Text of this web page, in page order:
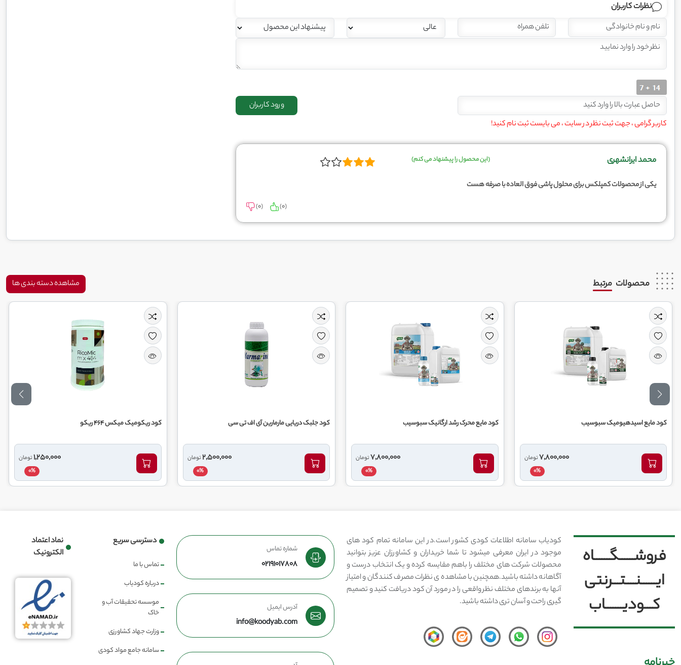
نظرات کاربران
کاربر گرامی ، جهت ثبت نظر در سایت ، می بایست ثبت نام کنید!
محمد ایرانشهری (این محصول را پیشنهاد می کنم)
یکی از محصولات کمپلکس برای محلول پاشی فوق العاده با صرفه هست
(
0
) (
0
)
محصولات مرتبط مشاهده دسته بندی ها
کود مایع اسیدهیومیک سبوسیب
7,800,000تومان
0%
کود مایع محرک رشد ارگانیک سبوسیب
7,800,000تومان
0%
کود جلبک دریایی مارمارین آی اف تی سی
2,500,000تومان
0%
کود ریکومیک میکس 464 ریکو
1,250,000تومان
0%
فروشــــــگــــــاه
ایــــــنــــتـــرنتی
کـــودیـــــــاب
کودیاب سامانه اطلاعات کودی کشور است.در این سامانه تمام کود های
موجود در ایران معرفی میشود تا شما خریداران و کشاورزان عزیز بتوانید
محصولات شرکت های مختلف را باهم مقایسه کرده و یک انتخاب درست و
آگاهانه داشته باشید.همچنین با مشاهده ی نظرات مصرف کنندگان و امتیاز
آنها به برندهای مختلف نظر واقعی را در مورد آن کود دریافت کنید و تصمیم
گیری راحت و آسان تری داشته باشید.
شماره تماس
02191017808
آدرس ایمیل
info@koodyab.com
دسترسی سریع
تماس با ما
درباره کودیاب
موسسه تحقیقات آب و
خاک
وزارت جهاد کشاورزی
سامانه جامع مواد کودی
نماد اعتماد
الکترونیک